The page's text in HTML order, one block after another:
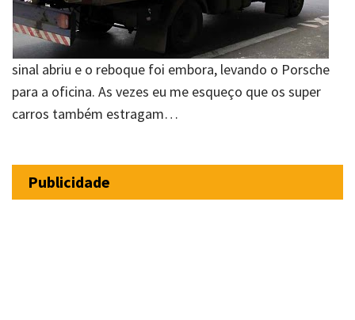
sinal abriu e o reboque foi embora, levando o Porsche
para a oficina. As vezes eu me esqueço que os super
carros também estragam…
Publicidade